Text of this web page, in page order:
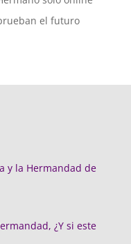
el futuro
y la Hermandad de
¿Y si este